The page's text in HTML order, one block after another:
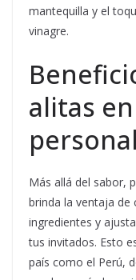
mantequilla y el
vinagre.
alitas
Más allá del sabor,
brinda la ventaja de
ingredientes y
tus invitados. Esto
país como el Perú,